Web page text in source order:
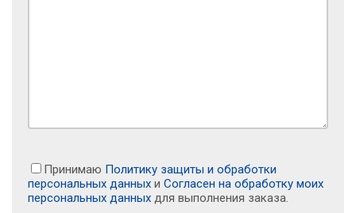
Принимаю Политику защиты и обработки
персональных данных и Согласен на обработку моих
персональных данных для выполнения заказа.